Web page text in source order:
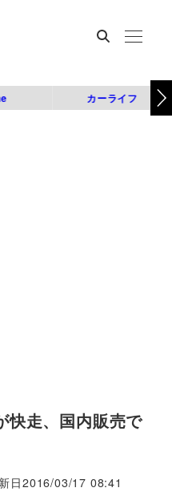
カーライフ
快走、国内販売で
日2016/03/17 08:41